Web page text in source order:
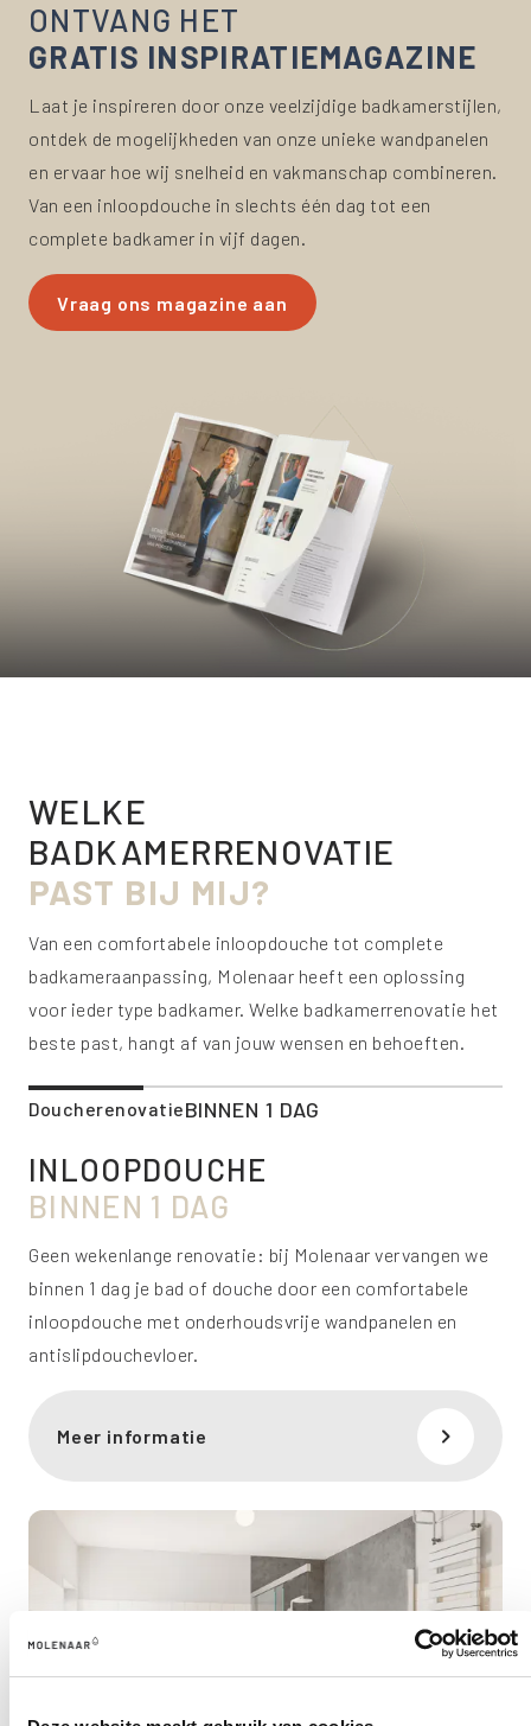
ONTVANG HET
GRATIS INSPIRATIEMAGAZINE
Laat je inspireren door onze veelzijdige badkamerstijlen,
ontdek de mogelijkheden van onze unieke wandpanelen
en ervaar hoe wij snelheid en vakmanschap combineren.
Van een inloopdouche in slechts één dag tot een
complete badkamer in vijf dagen.
Vraag ons magazine aan
WELKE
BADKAMERRENOVATIE
PAST BIJ MIJ?
Van een comfortabele inloopdouche tot complete
badkameraanpassing, Molenaar heeft een oplossing
voor ieder type badkamer. Welke badkamerrenovatie het
beste past, hangt af van jouw wensen en behoeften.
DoucherenovatieBINNEN 1 DAG
INLOOPDOUCHE
BINNEN 1 DAG
Geen wekenlange renovatie: bij Molenaar vervangen we
binnen 1 dag je bad of douche door een comfortabele
inloopdouche met onderhoudsvrije wandpanelen en
antislipdouchevloer.
Meer informatie